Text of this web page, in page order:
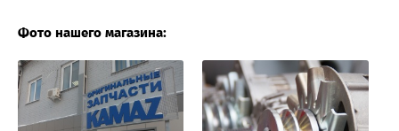
Фото нашего магазина: